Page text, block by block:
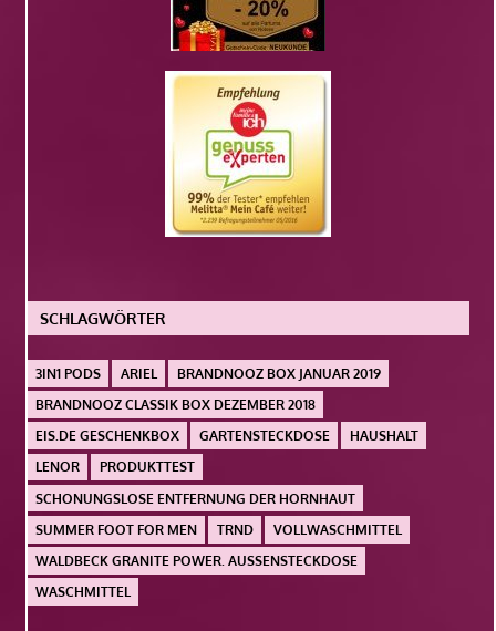
SCHLAGWÖRTER
3IN1 PODS ARIEL
BRANDNOOZ BOX JANUAR 2019
BRANDNOOZ CLASSIK BOX DEZEMBER 2018
EIS.DE GESCHENKBOX
GARTENSTECKDOSE
HAUSHALT
LENOR
PRODUKTTEST
SCHONUNGSLOSE ENTFERNUNG DER HORNHAUT
SUMMER FOOT FOR MEN
TRND
VOLLWASCHMITTEL
WALDBECK GRANITE POWER. AUSSENSTECKDOSE
WASCHMITTEL